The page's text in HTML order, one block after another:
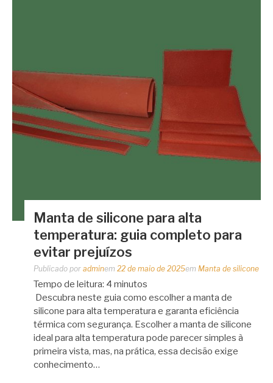
Manta de silicone para alta
temperatura: guia completo para
evitar prejuízos
Publicado por adminem 22 de maio de 2025em Manta de silicone
Tempo de leitura: 4 minutos
Descubra neste guia como escolher a manta de
silicone para alta temperatura e garanta eficiência
térmica com segurança. Escolher a manta de silicone
ideal para alta temperatura pode parecer simples à
primeira vista, mas, na prática, essa decisão exige
conhecimento…